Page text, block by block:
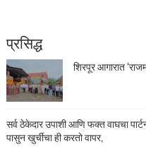
प्रसिद्ध
शिरपूर आगारात
सर्व ठेकेदार उपाशी आणि फक्त वाघचा
पासुन खुर्चीचा ही करतो वापर,